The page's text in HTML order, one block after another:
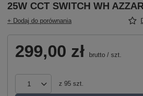
25W CCT SWITCH WH
+ Dodaj do porównania
299,00 zł brutto / szt.
z 95 szt.